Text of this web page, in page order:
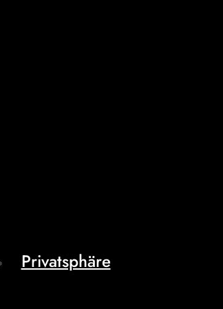
Privatsphäre